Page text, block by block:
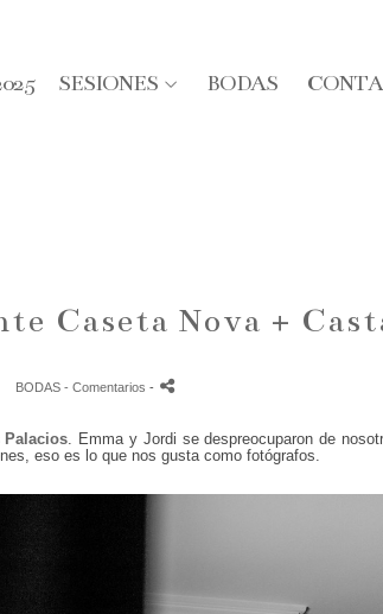
SESIONES BODAS
Caseta Nova +
BODAS - Comentarios -
Palacios. Emma y Jordi se despreocuparon de
eso es lo que nos gusta como fotógrafos.